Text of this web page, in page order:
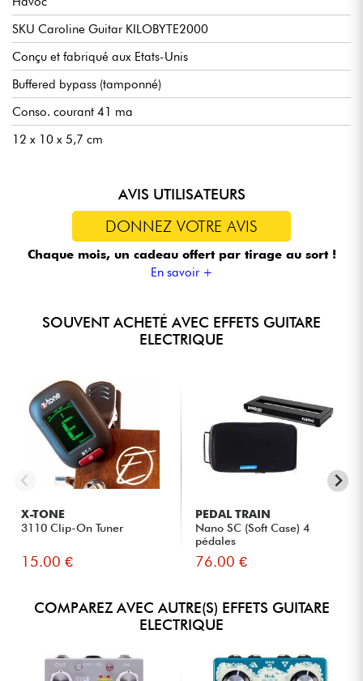
SKU Caroline Guitar KILOBYTE2000
Conçu et fabriqué aux Etats-Unis
Buffered bypass (tamponné)
Conso. courant 41 ma
12 x 10 x 5,7 cm
AVIS UTILISATEURS
DONNEZ VOTRE AVIS
Chaque mois, un cadeau offert par tirage au sort !
En savoir +
SOUVENT ACHETÉ AVEC EFFETS GUITARE
ELECTRIQUE
X-TONE
3110 Clip-On Tuner
15.00 €
PEDAL TRAIN
Nano SC (Soft Case) 4
pédales
76.00 €
COMPAREZ AVEC AUTRE(S) EFFETS GUITARE
ELECTRIQUE